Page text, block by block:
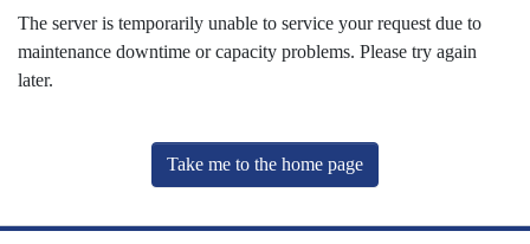
The server is temporarily unable to service your request due to
maintenance downtime or capacity problems. Please try again
later.
Take me to the home page